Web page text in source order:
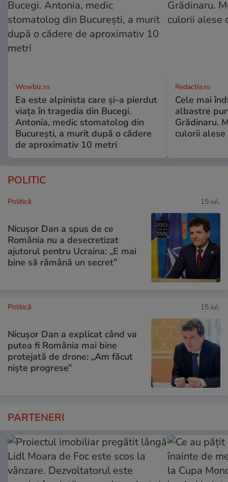
Wowbiz.ro
Ea este alpinista care și-a pierdut
viața în tragedia din Bucegi.
Antonia, medic stomatolog din
București, a murit după o cădere
de aproximativ 10 metri
Redactia.ro
Cele mai
albastre
Grădinaru.
culorii
POLITIC
Politică 15 iul.
Nicușor Dan a spus de ce
România nu a desecretizat
ajutorul pentru Ucraina: „E mai
bine să rămână un secret”
Politică 15 iul.
Nicușor Dan a explicat când va
putea fi România mai bine
protejată de drone: „Am făcut
niște progrese”
PARTENERI